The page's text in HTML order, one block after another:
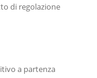
di regolazione
a partenza